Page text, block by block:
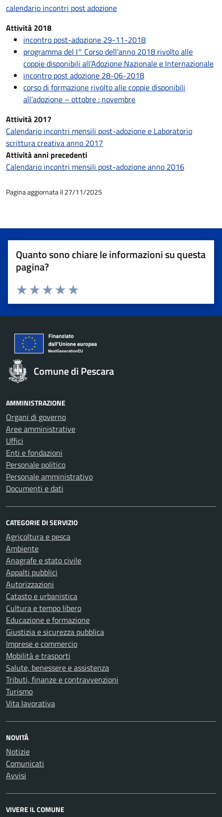
calendario incontri post adozione
Attività 2018
incontro post-adozione 29-11-2018
programma del I° Corso dell’anno 2018 rivolto alle
coppie disponibili all’Adozione Nazionale e Internazionale
incontro post adozione 28-06-2018
corso di formazione rivolto alle coppie disponibili
all’adozione – ottobre : novembre
Attività 2017
Calendario incontri mensili post-adozione e Laboratorio
scrittura creativa anno 2017
Attività anni precedenti
Calendario incontri mensili post-adozione anno 2016
Pagina aggiornata il 27/11/2025
Quanto sono chiare le informazioni su questa
pagina?
Valuta 5 stelle su 5
Valuta 4 stelle su 5
Valuta 3 stelle su 5
Valuta 2 stelle su 5
Valuta 1 stelle su 5
Comune di Pescara
AMMINISTRAZIONE
Organi di governo
Aree amministrative
Uffici
Enti e fondazioni
Personale politico
Personale amministrativo
Documenti e dati
CATEGORIE DI SERVIZIO
Agricoltura e pesca
Ambiente
Anagrafe e stato civile
Appalti pubblici
Autorizzazioni
Catasto e urbanistica
Cultura e tempo libero
Educazione e formazione
Giustizia e sicurezza pubblica
Imprese e commercio
Mobilità e trasporti
Salute, benessere e assistenza
Tributi, finanze e contravvenzioni
Turismo
Vita lavorativa
NOVITÀ
Notizie
Comunicati
Avvisi
VIVERE IL COMUNE